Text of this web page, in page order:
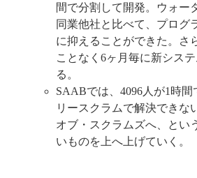
間で分割して開発。ウォー
同業他社と比べて、プログ
に抑えることができた。さ
ことなく6ヶ月毎に新シス
る。
SAABでは、4096人が1時間
リースクラムで解決できな
オブ・スクラムズへ、とい
いものを上へ上げていく。